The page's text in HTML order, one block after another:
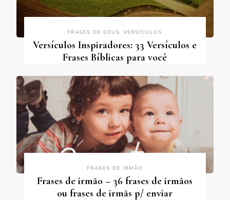
FRASES DE DEUS VERSÍCULOS
Versículos Inspiradores: 33 Versículos e
Frases Bíblicas para você
FRASES DE IRMÃO
Frases de irmão – 36 frases de irmãos
ou frases de irmãs p/ enviar